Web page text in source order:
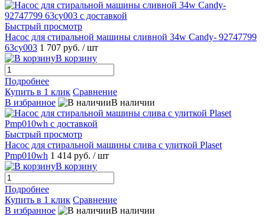
Быстрый просмотр
Насос для стиральной машины сливной 34w Candy- 92747799
63cy003 1 707 руб. / шт
В корзину
Подробнее
Купить в 1 клик Сравнение
В избранное
В наличии
Быстрый просмотр
Насос для стиральной машины слива с улиткой Plaset
Pmp010wh 1 414 руб. / шт
В корзину
Подробнее
Купить в 1 клик Сравнение
В избранное
В наличии